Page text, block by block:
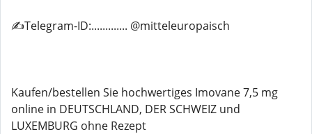
✍️Telegram-ID:............. @mitteleuropaisch
Kaufen/bestellen Sie hochwertiges Imovane 7,5 mg
online in DEUTSCHLAND, DER SCHWEIZ und
LUXEMBURG ohne Rezept